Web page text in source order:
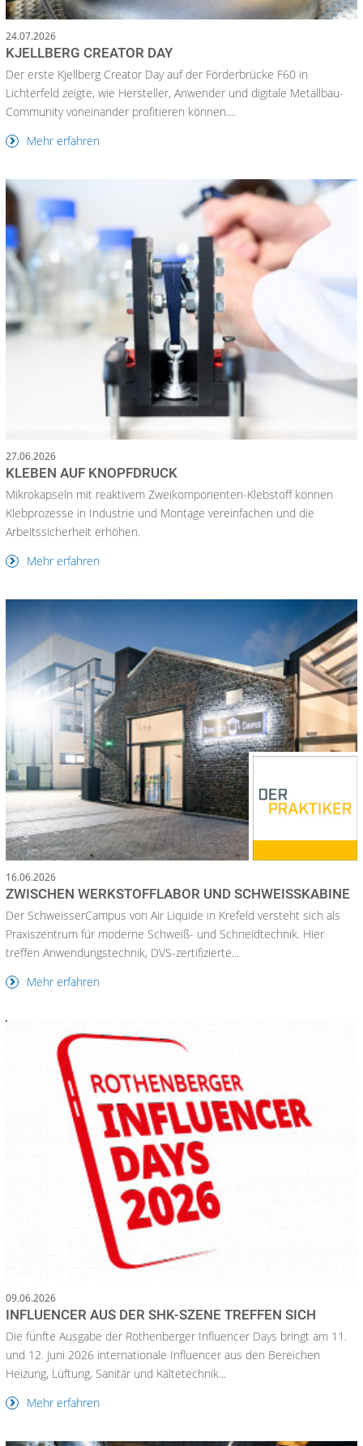
24.07.2026
KJELLBERG CREATOR DAY
Der erste Kjellberg Creator Day auf der Förderbrücke F60 in
Lichterfeld zeigte, wie Hersteller, Anwender und digitale Metallbau-
Community voneinander profitieren können....
Mehr erfahren
27.06.2026
KLEBEN AUF KNOPFDRUCK
Mikrokapseln mit reaktivem Zweikomponenten-Klebstoff können
Klebprozesse in Industrie und Montage vereinfachen und die
Arbeitssicherheit erhöhen.
Mehr erfahren
16.06.2026
ZWISCHEN WERKSTOFFLABOR UND SCHWEISSKABINE
Der SchweisserCampus von Air Liquide in Krefeld versteht sich als
Praxiszentrum für moderne Schweiß- und Schneidtechnik. Hier
treffen Anwendungstechnik, DVS-zertifizierte...
Mehr erfahren
09.06.2026
INFLUENCER AUS DER SHK-SZENE TREFFEN SICH
Die fünfte Ausgabe der Rothenberger Influencer Days bringt am 11.
und 12. Juni 2026 internationale Influencer aus den Bereichen
Heizung, Lüftung, Sanitär und Kältetechnik...
Mehr erfahren